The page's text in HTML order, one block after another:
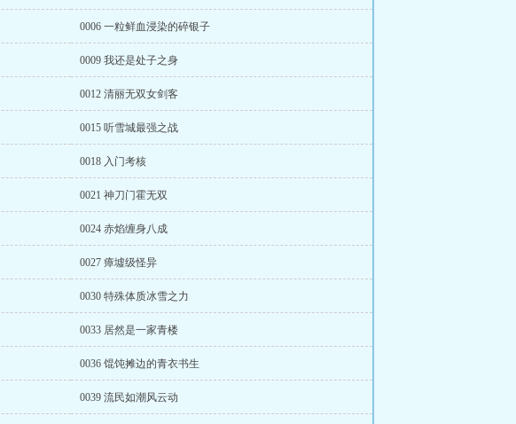
0006 一粒鲜血浸染的碎银子
0009 我还是处子之身
0012 清丽无双女剑客
0015 听雪城最强之战
0018 入门考核
0021 神刀门霍无双
0024 赤焰缠身八成
0027 瘴墟级怪异
0030 特殊体质冰雪之力
0033 居然是一家青楼
0036 馄饨摊边的青衣书生
0039 流民如潮风云动